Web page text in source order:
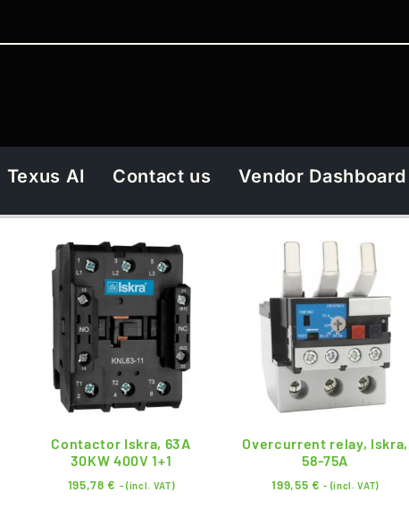
Texus AI Contact us Vendor Dashboard
Contactor Iskra, 63A
30KW 400V 1+1
195,78€ - (incl. VAT)
Overcurrent relay, Iskra,
58-75A
199,55 € - (incl. VAT)